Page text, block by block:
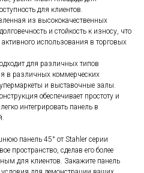
для клиентов.
из высококачественных
и стойкость к износу, что
использования в торговых
для различных типов
в различных коммерческих
и выставочные залы.
обеспечивает простоту и
интегрировать панель в
панель 45° от Stahler серии
пространство, сделав его более
для клиентов. Закажите панель